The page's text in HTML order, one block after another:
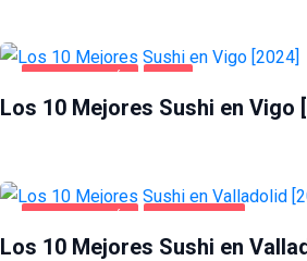
GASTRONOMÍA VIGO
Los 10 Mejores Sushi en Vigo
GASTRONOMÍA VALLADOLID
Los 10 Mejores Sushi en